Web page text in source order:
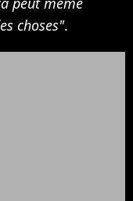
choses".